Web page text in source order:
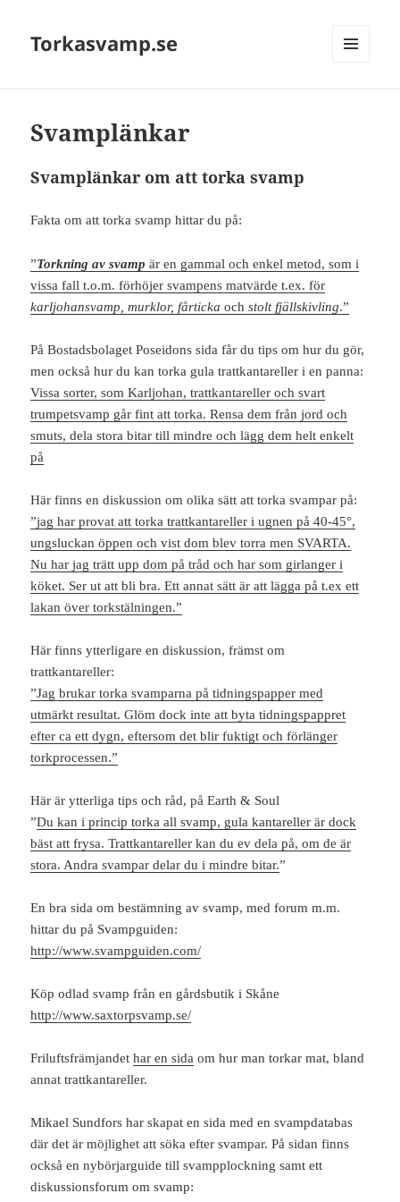
Torkasvamp.se
Svamplänkar
Svamplänkar om att torka svamp
Fakta om att torka svamp hittar du på:
”Torkning av svamp är en gammal och enkel metod, som i
vissa fall t.o.m. förhöjer svampens matvärde t.ex. för
karljohansvamp, murklor, fårtickaochstolt fjällskivling.”
På Bostadsbolaget Poseidons sida får du tips om hur du gör,
men också hur du kan torka gula trattkantareller i en panna:
Vissa sorter, som Karljohan, trattkantareller och svart
trumpetsvamp går fint att torka. Rensa dem från jord och
smuts, dela stora bitar till mindre och lägg dem helt enkelt
på
Här finns en diskussion om olika sätt att torka svampar på:
”jag har provat att torka trattkantareller i ugnen på 40-45°,
ungsluckan öppen och vist dom blev torra men SVARTA.
Nu har jag trätt upp dom på tråd och har som girlanger i
köket. Ser ut att bli bra. Ett annat sätt är att lägga på t.ex ett
lakan över torkstälningen.”
Här finns ytterligare en diskussion, främst om
trattkantareller:
”Jag brukar torka svamparna på tidningspapper med
utmärkt resultat. Glöm dock inte att byta tidningspappret
efter ca ett dygn, eftersom det blir fuktigt och förlänger
torkprocessen.”
Här är ytterliga tips och råd, på Earth & Soul
”Du kan i princip torka all svamp, gula kantareller är dock
bäst att frysa. Trattkantareller kan du ev dela på, om de är
stora. Andra svampar delar du i mindre bitar.”
En bra sida om bestämning av svamp, med forum m.m.
hittar du på Svampguiden:
http://www.svampguiden.com/
Köp odlad svamp från en gårdsbutik i Skåne
http://www.saxtorpsvamp.se/
Friluftsfrämjandethar en sida om hur man torkar mat, bland
annat trattkantareller.
Mikael Sundfors har skapat en sida med en svampdatabas
där det är möjlighet att söka efter svampar. På sidan finns
också en nybörjarguide till svampplockning samt ett
diskussionsforum om svamp: